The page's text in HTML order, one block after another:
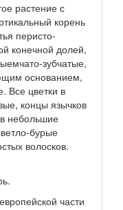
растение с
корень
перисто-
конечной долей,
зубчатые,
основанием,
Все цветки в
концы язычков
небольшие
бурые
волосков.
части